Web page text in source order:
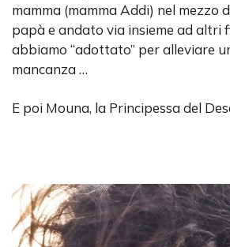
mamma (mamma Addi) nel mezzo
papà e andato via insieme ad altri
abbiamo “adottato” per alleviare
mancanza …
E poi Mouna, la Principessa del